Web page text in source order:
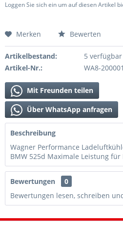
Loggen Sie sich ein um auf diesen Artikel
Merken Bewerten
Artikelbestand:
5 verfügbar
Artikel-Nr.:
WA8-
Mit Freunden teilen
Über WhatsApp anfragen
Beschreibung
Wagner Performance
BMW 525d Maximale Leistung für
Bewertungen
0
Bewertungen lesen, schreiben